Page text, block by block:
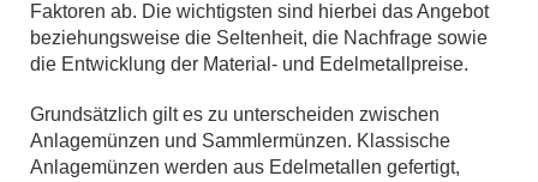
Faktoren ab. Die wichtigsten sind hierbei das Angebot
beziehungsweise die Seltenheit, die Nachfrage sowie
die Entwicklung der Material- und Edelmetallpreise.
Grundsätzlich gilt es zu unterscheiden zwischen
Anlagemünzen und Sammlermünzen. Klassische
Anlagemünzen werden aus Edelmetallen gefertigt,